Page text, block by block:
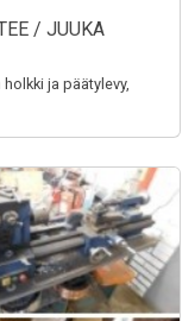
/ JUUKA
ja päätylevy,